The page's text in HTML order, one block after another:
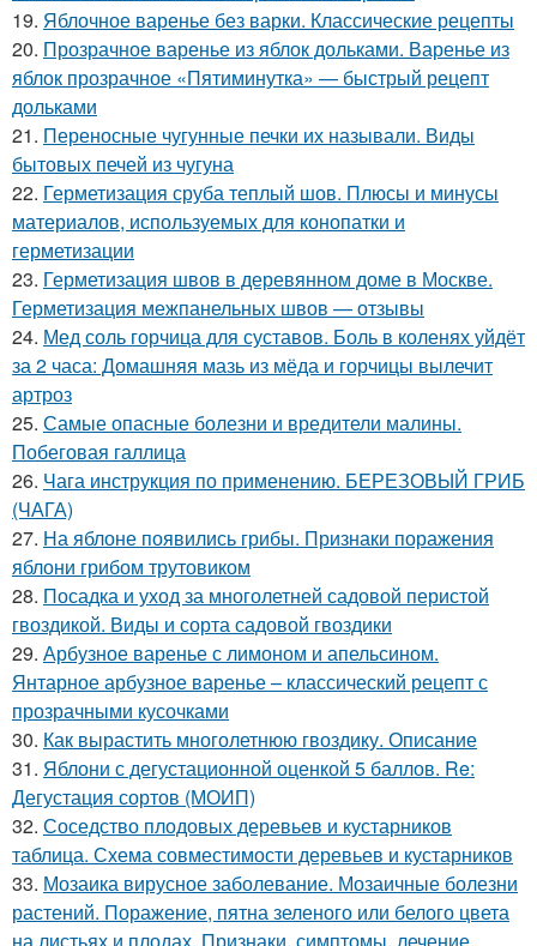
19. Яблочное варенье без варки. Классические рецепты
20. Прозрачное варенье из яблок дольками. Варенье из
яблок прозрачное «Пятиминутка» — быстрый рецепт
дольками
21. Переносные чугунные печки их называли. Виды
бытовых печей из чугуна
22. Герметизация сруба теплый шов. Плюсы и минусы
материалов, используемых для конопатки и
герметизации
23. Герметизация швов в деревянном доме в Москве.
Герметизация межпанельных швов — отзывы
24. Мед соль горчица для суставов. Боль в коленях уйдёт
за 2 часа: Домашняя мазь из мёда и горчицы вылечит
артроз
25. Самые опасные болезни и вредители малины.
Побеговая галлица
26. Чага инструкция по применению. БЕРЕЗОВЫЙ ГРИБ
(ЧАГА)
27. На яблоне появились грибы. Признаки поражения
яблони грибом трутовиком
28. Посадка и уход за многолетней садовой перистой
гвоздикой. Виды и сорта садовой гвоздики
29. Арбузное варенье с лимоном и апельсином.
Янтарное арбузное варенье – классический рецепт с
прозрачными кусочками
30. Как вырастить многолетнюю гвоздику. Описание
31. Яблони с дегустационной оценкой 5 баллов. Re:
Дегустация сортов (МОИП)
32. Соседство плодовых деревьев и кустарников
таблица. Схема совместимости деревьев и кустарников
33. Мозаика вирусное заболевание. Мозаичные болезни
растений. Поражение, пятна зеленого или белого цвета